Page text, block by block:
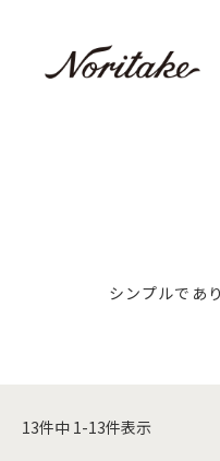
シンプルであ
13件中 1-13件表示